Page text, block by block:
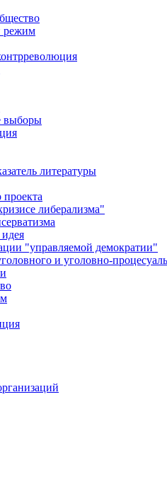
режим
выборы
литературы
либерализма"
"управляемой демократии"
и уголовно-